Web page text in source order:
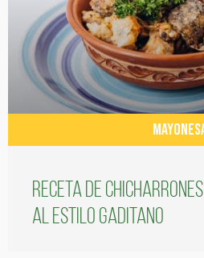
Receta de
al estilo gaditano